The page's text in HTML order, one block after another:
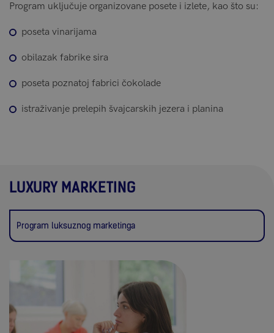
Program uključuje organizovane posete i izlete, kao što su:
poseta vinarijama
obilazak fabrike sira
poseta poznatoj fabrici čokolade
istraživanje prelepih švajcarskih jezera i planina
LUXURY MARKETING
Program luksuznog marketinga